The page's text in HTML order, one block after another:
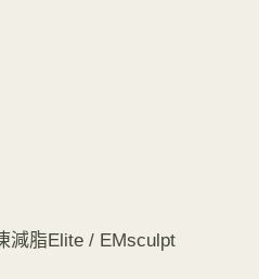
減脂Elite / EMsculpt